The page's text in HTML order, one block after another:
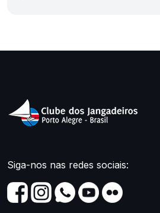
Siga-nos nas redes sociais: